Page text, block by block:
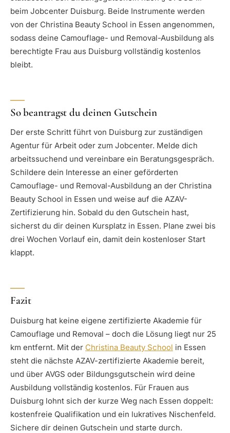
beim Jobcenter Duisburg. Beide Instrumente werden
von der Christina Beauty School in Essen angenommen,
sodass deine Camouflage- und Removal-Ausbildung als
berechtigte Frau aus Duisburg vollständig kostenlos
bleibt.
So beantragst du deinen Gutschein
Der erste Schritt führt von Duisburg zur zuständigen
Agentur für Arbeit oder zum Jobcenter. Melde dich
arbeitssuchend und vereinbare ein Beratungsgespräch.
Schildere dein Interesse an einer geförderten
Camouflage- und Removal-Ausbildung an der Christina
Beauty School in Essen und weise auf die AZAV-
Zertifizierung hin. Sobald du den Gutschein hast,
sicherst du dir deinen Kursplatz in Essen. Plane zwei bis
drei Wochen Vorlauf ein, damit dein kostenloser Start
klappt.
Fazit
Duisburg hat keine eigene zertifizierte Akademie für
Camouflage und Removal – doch die Lösung liegt nur 25
km entfernt. Mit der Christina Beauty School in Essen
steht die nächste AZAV-zertifizierte Akademie bereit,
und über AVGS oder Bildungsgutschein wird deine
Ausbildung vollständig kostenlos. Für Frauen aus
Duisburg lohnt sich der kurze Weg nach Essen doppelt:
kostenfreie Qualifikation und ein lukratives Nischenfeld.
Sichere dir deinen Gutschein und starte durch.